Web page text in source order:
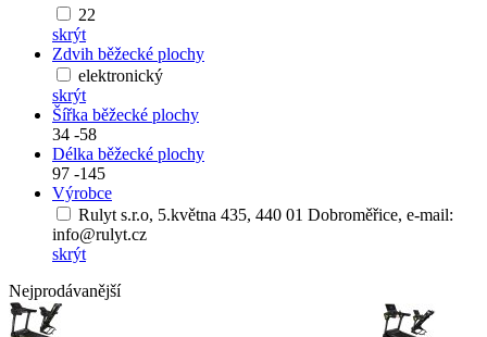
22
skrýt
Zdvih běžecké plochy
elektronický
skrýt
Šířka běžecké plochy
34 -58
Délka běžecké plochy
97 -145
Výrobce
Rulyt s.r.o, 5.května 435, 440 01 Dobroměřice, e-mail:
info@rulyt.cz
skrýt
Nejprodávanější